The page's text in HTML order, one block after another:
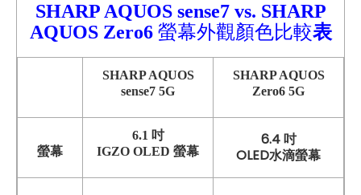
SHARP AQUOS sense7 vs. SHARP
AQUOS Zero6螢幕外觀顏色比較表
SHARP AQUOS
sense7 5G
SHARP AQUOS
Zero6 5G
螢幕
6.1 吋
IGZO OLED 螢幕
6.4 吋
OLED水滴螢幕